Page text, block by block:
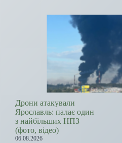
Дрони атакували
Ярославль: палає один
з найбільших НПЗ
(фото, відео)
06.08.2026